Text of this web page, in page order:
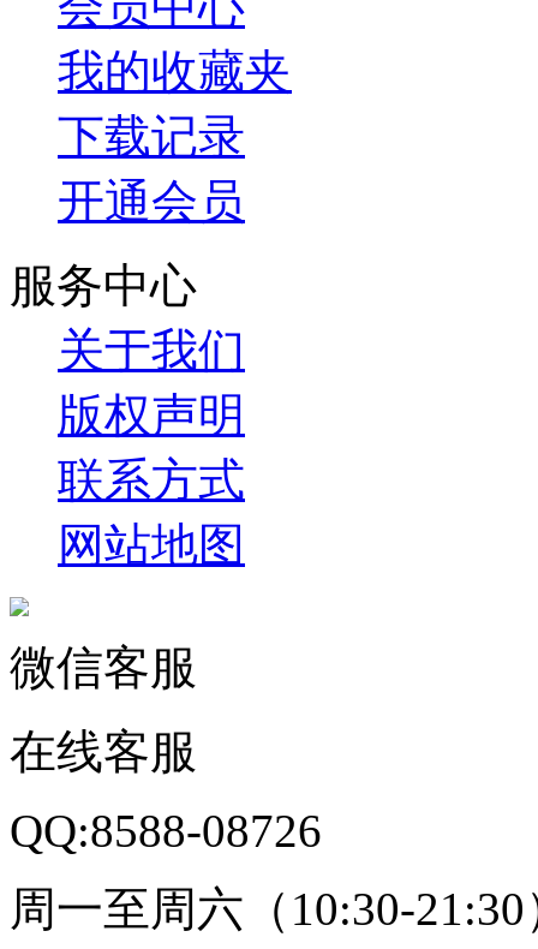
我的收藏夹
下载记录
开通会员
服务中心
关于我们
版权声明
联系方式
网站地图
微信客服
在线客服
QQ:8588-08726
周一至周六（10:30-21:30